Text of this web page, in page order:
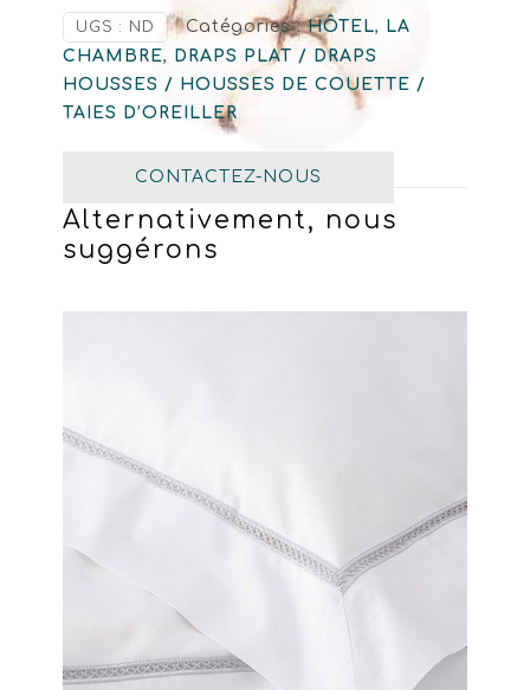
UGS : ND Catégories :HÔTEL, LA
CHAMBRE, DRAPS PLAT / DRAPS
HOUSSES / HOUSSES DE COUETTE /
TAIES D’OREILLER
CONTACTEZ-NOUS
Alternativement, nous
suggérons